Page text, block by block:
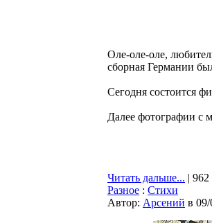
Оле-оле-оле,
сборная Германии
Сегодня состоится
Далее фотографии с
Читать дальше... | 962
Разное : Cтихи
Автор: Арсений в 09/